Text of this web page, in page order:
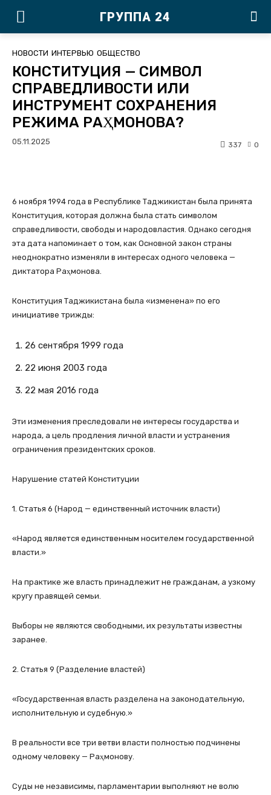
ГРУППА 24
НОВОСТИ ИНТЕРВЬЮ ОБЩЕСТВО
КОНСТИТУЦИЯ — СИМВОЛ
СПРАВЕДЛИВОСТИ ИЛИ
ИНСТРУМЕНТ СОХРАНЕНИЯ
РЕЖИМА РАҲМОНОВА?
05.11.2025 0
337
6 ноября 1994 года в Республике Таджикистан была принята
Конституция, которая должна была стать символом
справедливости, свободы и народовластия. Однако сегодня
эта дата напоминает о том, как Основной закон страны
неоднократно изменяли в интересах одного человека —
диктатора Раҳмонова.
Конституция Таджикистана была «изменена» по его
инициативе трижды:
26 сентября 1999 года
22 июня 2003 года
22 мая 2016 года
Эти изменения преследовали не интересы государства и
народа, а цель продления личной власти и устранения
ограничения президентских сроков.
Нарушение статей Конституции
1. Статья 6 (Народ — единственный источник власти)
«Народ является единственным носителем государственной
власти.»
На практике же власть принадлежит не гражданам, а узкому
кругу правящей семьи.
Выборы не являются свободными, их результаты известны
заранее.
2. Статья 9 (Разделение властей)
«Государственная власть разделена на законодательную,
исполнительную и судебную.»
В реальности все три ветви власти полностью подчинены
одному человеку — Раҳмонову.
Суды не независимы, парламентарии выполняют не волю